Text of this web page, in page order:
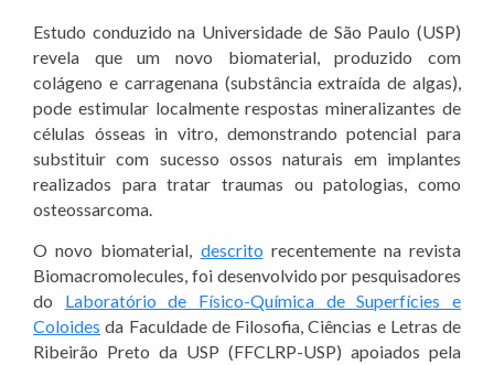
Estudo conduzido na Universidade de São Paulo (USP)
revela que um novo biomaterial, produzido com
colágeno e carragenana (substância extraída de algas),
pode estimular localmente respostas mineralizantes de
células ósseas in vitro, demonstrando potencial para
substituir com sucesso ossos naturais em implantes
realizados para tratar traumas ou patologias, como
osteossarcoma.
O novo biomaterial, descrito recentemente na revista
Biomacromolecules, foi desenvolvido por pesquisadores
do Laboratório de Físico-Química de Superfícies e
Coloides da Faculdade de Filosofia, Ciências e Letras de
Ribeirão Preto da USP (FFCLRP-USP) apoiados pela